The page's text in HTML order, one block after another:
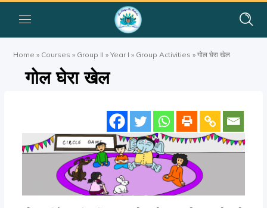
Home » Courses » Group II »Year I » Group Activities »गोल घेरा खेल
गोल घेरा खेल